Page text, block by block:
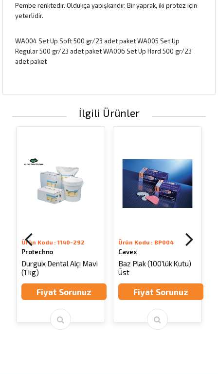
Pembe renktedir. Oldukça yapışkandır. Bir yaprak, iki protez için
yeterlidir.
WA004 Set Up Soft 500 gr/23 adet paket WA005 Set Up
Regular 500 gr/23 adet paket WA006 Set Up Hard 500 gr/23
adet paket
İlgili Ürünler
Ürün Kodu : 1140-292
Protechno
Durguix Dental Alçı Mavi
(1 kg)
Fiyat Sorunuz
Ürün Kodu : BP004
Cavex
Baz Plak (100'lük Kutu)
Üst
Fiyat Sorunuz